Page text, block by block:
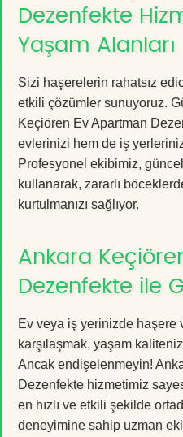
Dezenfekte
Yaşam Alanları
Sizi haşerelerin rahatsız
etkili çözümler sunuyoruz.
Keçiören Ev Apartman
evlerinizi hem de iş
Profesyonel ekibimiz,
kullanarak, zararlı
kurtulmanızı sağlıyor.
Ankara
Dezenfekte ile
Ev veya iş yerinizde haşere
karşılaşmak, yaşam
Ancak endişelenmeyin!
Dezenfekte hizmetimiz
en hızlı ve etkili şekilde
deneyimine sahip uzman